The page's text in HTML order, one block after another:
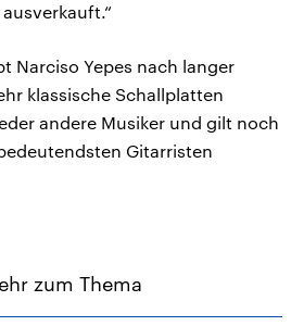
Narciso Yepes nach langer
klassische Schallplatten
andere Musiker und gilt noch
Gitarristen
zum Thema